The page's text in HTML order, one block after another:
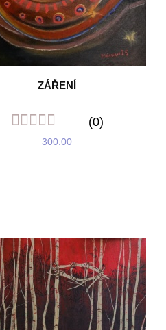
ZÁŘENÍ
(0)
300.00